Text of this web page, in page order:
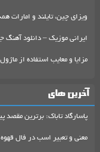
ویزای چین، تایلند و امارات
ایرانی موزیک – دانلود آهنگ
مزایا و معایب استفاده از ماژول LED در روشنایی خانگ
آخرین های
پاسارگاد تاباک: برترین
معنی و تعبیر اسب در فال قهوه